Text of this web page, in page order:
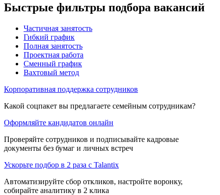
Быстрые фильтры подбора вакансий
Частичная занятость
Гибкий график
Полная занятость
Проектная работа
Сменный график
Вахтовый метод
Корпоративная поддержка сотрудников
Какой соцпакет вы предлагаете семейным сотрудникам?
Оформляйте кандидатов онлайн
Проверяйте сотрудников и подписывайте кадровые
документы без бумаг и личных встреч
Ускорьте подбор в 2 раза с Talantix
Автоматизируйте сбор откликов, настройте воронку,
собирайте аналитику в 2 клика